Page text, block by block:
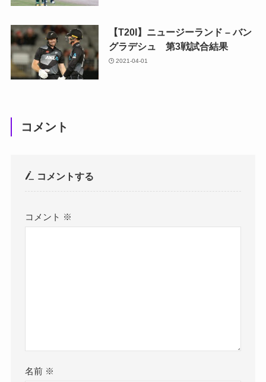
【T20I】ニュージーランド – バン
グラデシュ 第3戦試合結果
2021-04-01
コメント
コメントする
コメント ※
名前 ※